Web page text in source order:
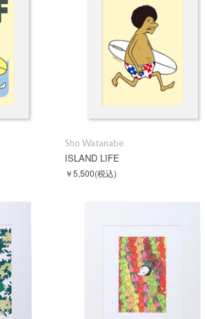
Sho Watanabe
ISLAND LIFE
￥5,500(税込)